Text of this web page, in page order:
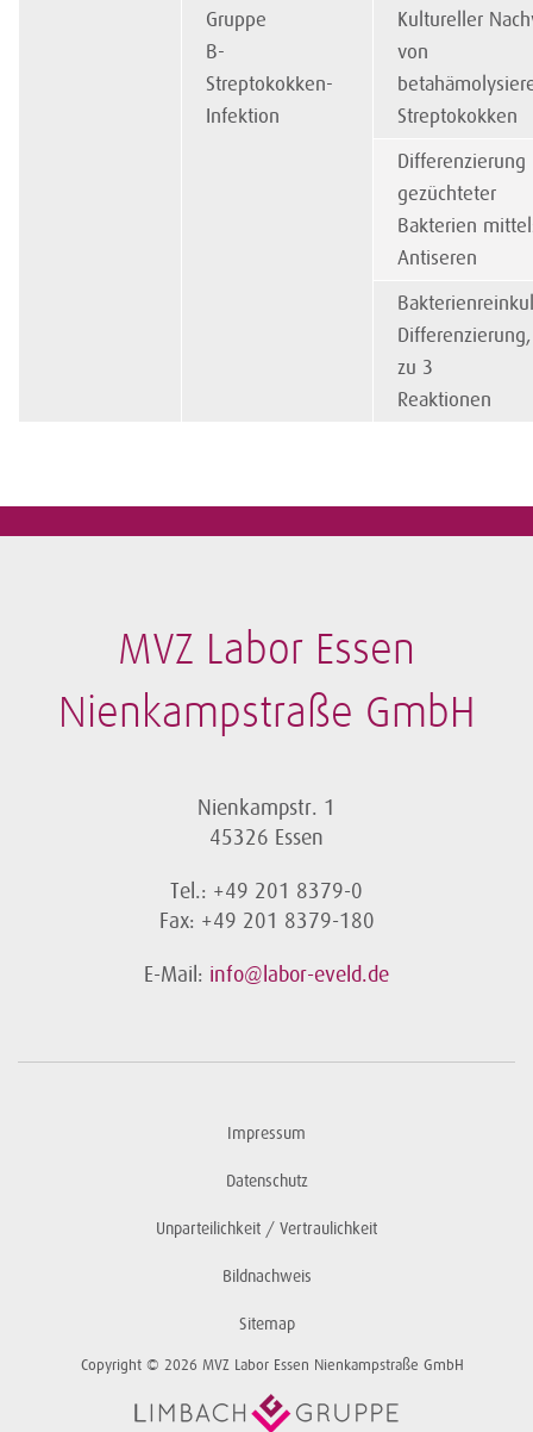
Gruppe
B-
Streptokokken-
Infektion
Kultureller
von
Streptokokken
Differenzierung
gezüchteter
Bakterien
Antiseren
zu 3
Reaktionen
MVZ Labor Essen
Nienkampstraße GmbH
Nienkampstr. 1
45326 Essen
Tel.: +49 201 8379-0
Fax: +49 201 8379-180
E-Mail: info@labor-eveld.de
Impressum
Datenschutz
Unparteilichkeit / Vertraulichkeit
Bildnachweis
Sitemap
Copyright © 2026 MVZ Labor Essen Nienkampstraße GmbH